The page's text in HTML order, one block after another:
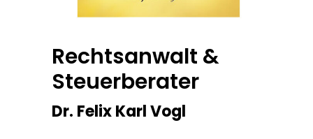
Rechtsanwalt &
Steuerberater
Dr. Felix Karl Vogl